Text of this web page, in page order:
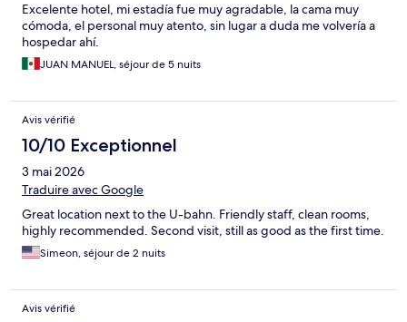
Excelente hotel, mi estadía fue muy agradable, la cama muy
cómoda, el personal muy atento, sin lugar a duda me volvería a
hospedar ahí.
JUAN MANUEL, séjour de 5 nuits
Avis vérifié
10/10 Exceptionnel
3 mai 2026
Traduire avec Google
Great location next to the U-bahn. Friendly staff, clean rooms,
highly recommended. Second visit, still as good as the first time.
Simeon, séjour de 2 nuits
Avis vérifié